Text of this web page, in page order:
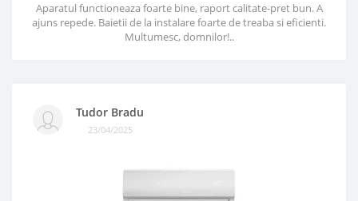
Aparatul functioneaza foarte bine, raport calitate-pret bun. A
ajuns repede. Baietii de la instalare foarte de treaba si eficienti.
Multumesc, domnilor!..
Tudor Bradu
23/04/2025